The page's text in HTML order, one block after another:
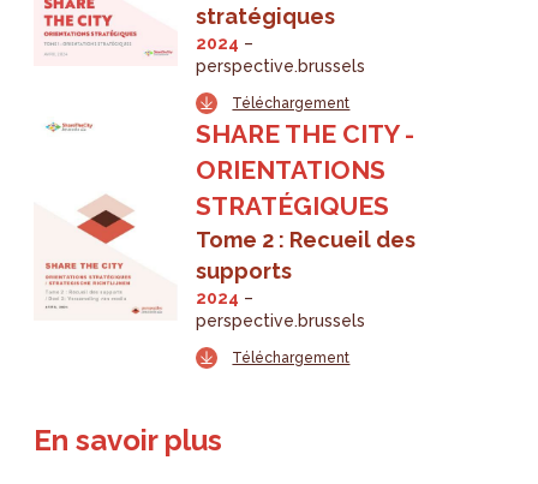
stratégiques
2024
perspective.brussels
Téléchargement
SHARE THE CITY -
ORIENTATIONS
STRATÉGIQUES
Tome 2 : Recueil des
supports
2024
perspective.brussels
Téléchargement
En savoir plus